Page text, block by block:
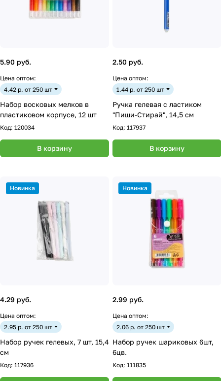
5.90 руб.
Цена оптом:
4.42 р. от 250 шт
Набор восковых мелков в
пластиковом корпусе, 12 шт
Код: 120034
В корзину
2.50 руб.
Цена оптом:
1.44 р. от 250 шт
Ручка гелевая с ластиком
"Пиши-Стирай", 14,5 см
Код: 117937
В корзину
Новинка
4.29 руб.
Цена оптом:
2.95 р. от 250 шт
Набор ручек гелевых, 7 шт, 15,4
см
Код: 117936
Новинка
2.99 руб.
Цена оптом:
2.06 р. от 250 шт
Набор ручек шариковых 6шт,
6цв.
Код: 111835